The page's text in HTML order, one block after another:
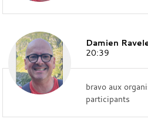
Damien
20:39
bravo aux
participants